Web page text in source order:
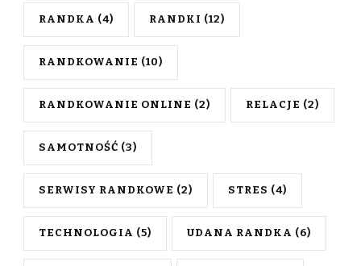
RANDKA (4) RANDKI (12)
RANDKOWANIE (10)
RANDKOWANIE ONLINE (2) RELACJE (2)
SAMOTNOŚĆ (3)
SERWISY RANDKOWE (2) STRES (4)
TECHNOLOGIA (5) UDANA RANDKA (6)